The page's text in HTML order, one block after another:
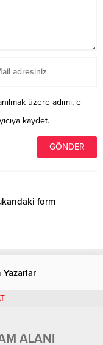
üzere adımı, e-
kaydet.
form
Yazarlar
İskenderun İlçeleri
ALANI